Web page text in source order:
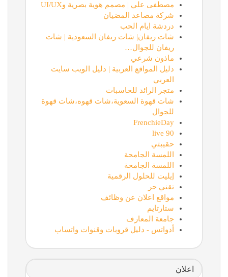
مصطفى علي | مصمم هوية بصرية وUI/UX
شركة مصاعد المضيان
دردشة ايام الحب
شات ريفان| شات ريفان السعودية | شات
ريفان للجوال…
ماذون شرعي
دليل المواقع العربية | دليل الويب سايت
العربي
متجر الرائد للحاسبات
شات قهوة السعوية،شات قهوه،شات قهوة
للجوال
FrenchieDay
90 live
حقيبتي
اللمسة الجامحة
اللمسة الجامحة
إيليت للحلول الرقمية
تقني حر
مواقع اعلان عن وظائف
ستارتايم
جامعة المعارف
أدواتس - دليل قروبات وقنوات واتساب
اعلان